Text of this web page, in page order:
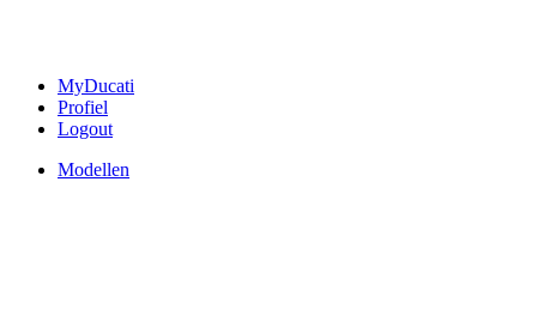
MyDucati
Profiel
Logout
Modellen